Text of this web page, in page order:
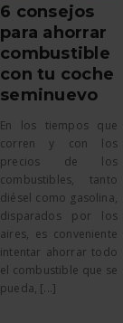
6 consejos
para ahorrar
combustible
con tu coche
seminuevo
En los tiempos que
corren y con los
precios de los
combustibles, tanto
diésel como gasolina,
disparados por los
aires, es conveniente
intentar ahorrar todo
el combustible que se
pueda, [...]